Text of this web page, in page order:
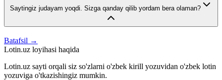
Saytingiz judayam yoqdi. Sizga qanday qilib yordam bera olaman?
Batafsil →
Lotin.uz loyihasi haqida
Lotin.uz sayti orqali siz so'zlarni o'zbek kirill yozuvidan o'zbek lotin
yozuviga o'tkazishingiz mumkin.